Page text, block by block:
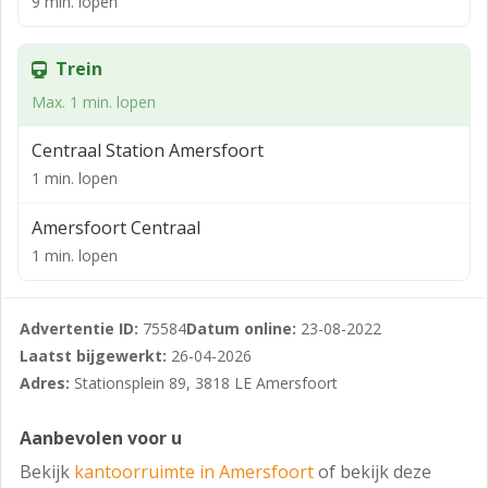
Het NS-station “Amersfoort”, waarbij zich tevens het
Per trein en bus zijn goede plaatselijke, regionale- en
landelijke verbindingen met het openbaar vervoer
Beschikbare vloeroppervlakte
Voor de verhuur is momenteel circa 773 m² v.v.o
beschikbaar op de 2e verdieping.
Parkeren
Huurprijs
Kantoorruimte:
Parkeerplaatsen:
Trein
Max. 1 min. lopen
Centraal Station Amersfoort
1 min. lopen
Amersfoort Centraal
1 min. lopen
Advertentie ID: 75584Datum online: 23-08-2022
Laatst bijgewerkt: 26-04-2026
Adres: Stationsplein 89, 3818 LE Amersfoort
Aanbevolen voor u
Bekijk kantoorruimte in Amersfoortof bekijk deze